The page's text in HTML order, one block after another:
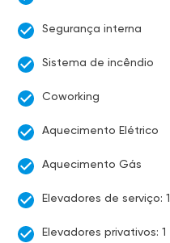
Segurança interna
Sistema de incêndio
Coworking
Aquecimento Elétrico
Aquecimento Gás
Elevadores de serviço: 1
Elevadores privativos: 1